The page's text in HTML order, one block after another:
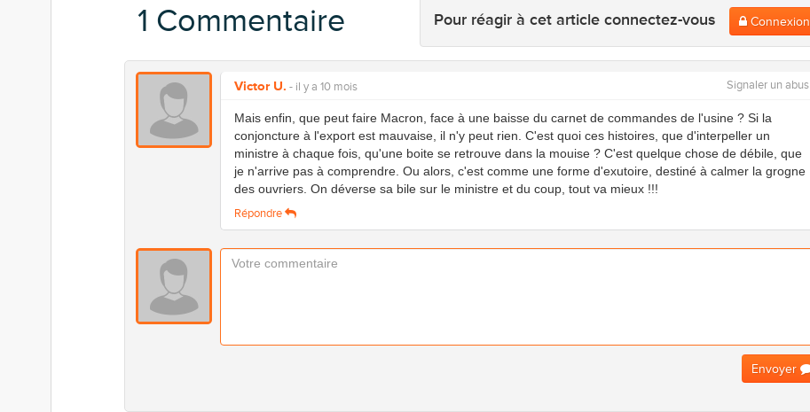
1 Commentaire Pour réagir à cet article connectez-vous Connexion
Victor U. - il y a 10 mois Signaler un abus
Mais enfin, que peut faire Macron, face à une baisse du carnet de commandes de l'usine ? Si la
conjoncture à l'export est mauvaise, il n'y peut rien. C'est quoi ces histoires, que d'interpeller un
ministre à chaque fois, qu'une boite se retrouve dans la mouise ? C'est quelque chose de débile, que
je n'arrive pas à comprendre. Ou alors, c'est comme une forme d'exutoire, destiné à calmer la grogne
des ouvriers. On déverse sa bile sur le ministre et du coup, tout va mieux !!!
Répondre
Envoyer